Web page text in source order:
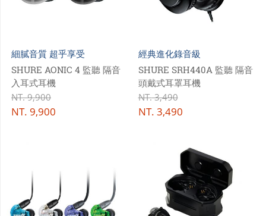
細膩音質 超乎享受
SHURE AONIC 4 監聽 隔音
入耳式耳機
NT.9,900
NT. 9,900
經典進化錄音級
SHURE SRH440A 監聽 隔音
頭戴式耳罩耳機
NT.3,490
NT. 3,490